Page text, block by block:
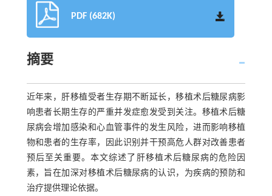
PDF (682K)
摘要
近年来，肝移植受者生存期不断延长，移植术后糖尿病影
响患者长期生存的严重并发症愈发受到关注。移植术后糖
尿病会增加感染和心血管事件的发生风险，进而影响移植
物和患者的生存率，因此识别并干预高危人群对改善患者
预后至关重要。本文综述了肝移植术后糖尿病的危险因
素，旨在加深对移植术后糖尿病的认识，为疾病的预防和
治疗提供理论依据。